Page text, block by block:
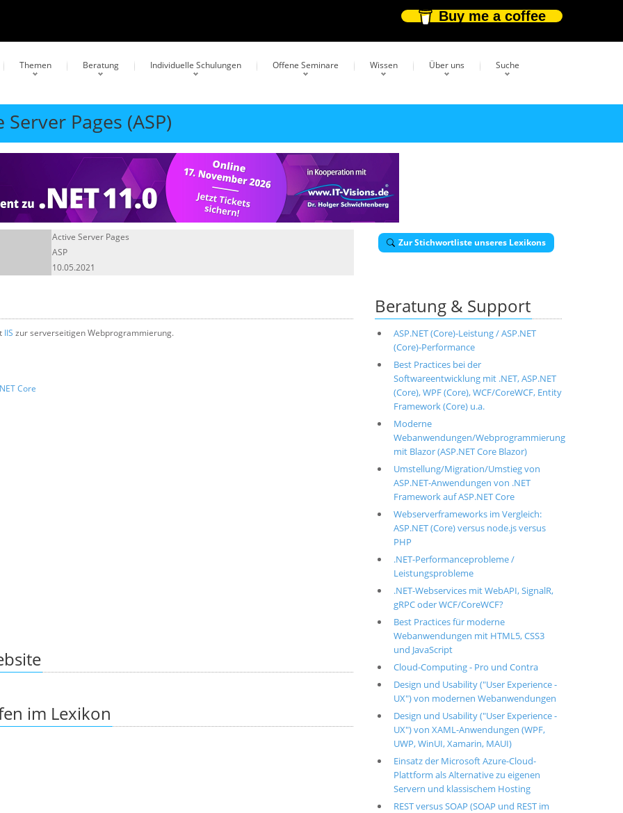
Buy me a coffee
Themen Beratung Individuelle Schulungen Offene Seminare Wissen Über uns Suche
Pages (ASP)
Active Server Pages
ASP
10.05.2021
Zur Stichwortliste unseres Lexikons
IIS zur serverseitigen Webprogrammierung.
Core
im Lexikon
Beratung & Support
ASP.NET (Core)-Leistung / ASP.NET
(Core)-Performance
Best Practices bei der
Softwareentwicklung mit .NET, ASP.NET
(Core), WPF (Core), WCF/CoreWCF, Entity
Framework (Core) u.a.
Moderne
Webanwendungen/Webprogrammierung
mit Blazor (ASP.NET Core Blazor)
Umstellung/Migration/Umstieg von
ASP.NET-Anwendungen von .NET
Framework auf ASP.NET Core
Webserverframeworks im Vergleich:
ASP.NET (Core) versus node.js versus
PHP
.NET-Performanceprobleme /
Leistungsprobleme
.NET-Webservices mit WebAPI, SignalR,
gRPC oder WCF/CoreWCF?
Best Practices für moderne
Webanwendungen mit HTML5, CSS3
und JavaScript
Cloud-Computing - Pro und Contra
Design und Usability ("User Experience -
UX") von modernen Webanwendungen
Design und Usability ("User Experience -
UX") von XAML-Anwendungen (WPF,
UWP, WinUI, Xamarin, MAUI)
Einsatz der Microsoft Azure-Cloud-
Plattform als Alternative zu eigenen
Servern und klassischem Hosting
REST versus SOAP (SOAP und REST im